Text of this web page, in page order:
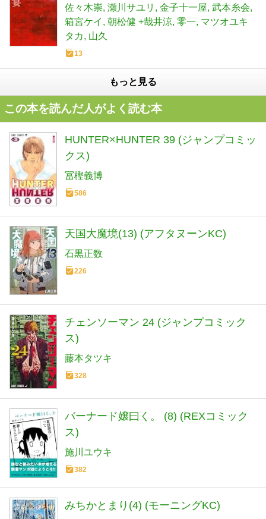
佐々木崇 瀬川サユリ 金子十一屋 武本糸会
箱宮ケイ
朝松健 +哉井涼 零一 マツオユキ
タカ
山久
13
もっと見る
この本を読んだ人がよく読む本
HUNTER×HUNTER 39 (ジャンプコミッ
クス)
冨樫義博
586
天国大魔境(13) (アフタヌーンKC)
石黒正数
226
チェンソーマン 24 (ジャンプコミック
ス)
藤本タツキ
328
バーナード嬢曰く。 (8) (REXコミック
ス)
施川ユウキ
382
みちかとまり(4) (モーニングKC)